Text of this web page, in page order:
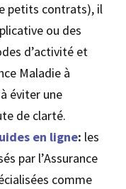
petits contrats), il
ou des
d’activité et
Maladie à
éviter une
de clarté.
en ligne: les
par l’Assurance
comme